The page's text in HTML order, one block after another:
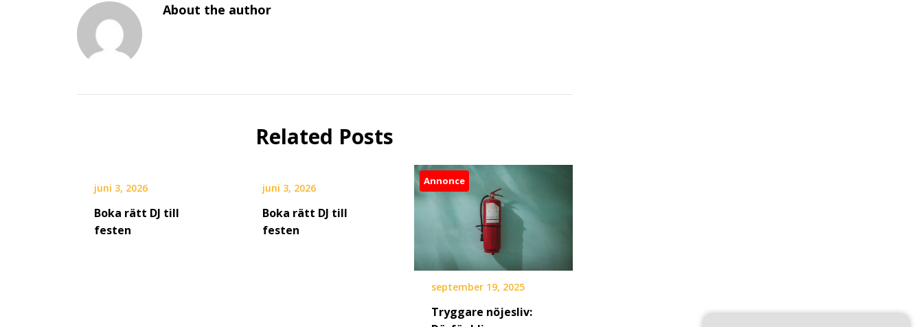
About the author
Related Posts
juni 3, 2026
Boka rätt DJ till
festen
juni 3, 2026
Boka rätt DJ till
festen
Annonce
september 19, 2025
Tryggare nöjesliv: